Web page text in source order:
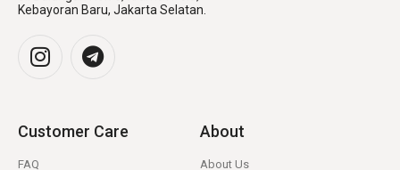
Kebayoran Baru, Jakarta Selatan.
Customer Care
FAQ
About
About Us